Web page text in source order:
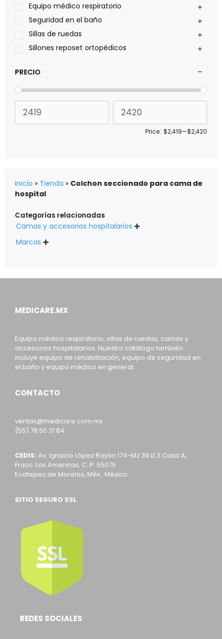
Sillas de ruedas Everest Jennings
Stealth products
Xiehe Medical
Equipo médico respiratorio
Seguridad en el baño
Sillas de ruedas
Sillones reposet ortopédicos
PRECIO
Price: $2,419—$2,420
Inicio » Tienda » Colchon seccionado para cama de
hospital
Categorías relacionadas
Camas y accesorios hospitalarios 
Marcas 
MEDICARE.MX
Equipo médico respiratorio, sillas de ruedas, camas y
accesorios hospitalarios. Nuestro catálogo también
incluye equipo de rehabilitación, equipo de seguridad en
el baño y equipo médico en general.
CONTACTO
ventas@medicare.com.mx
(55) 78 55 31 84
CEDIS: Av. Ignacio López Rayón 174-Mz 39 Lt 3 Casa A,
Fracc. Las Americas, C. P. 55076
Ecatepec de Morelos, Méx., México
SITIO SEGURO SSL
REDES SOCIALES